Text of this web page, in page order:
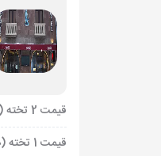
26 مرداد
27 مرداد
28 مرداد
قیمت 2 تخته (هرنفر)
قیمت 1 تخته (هرنفر)